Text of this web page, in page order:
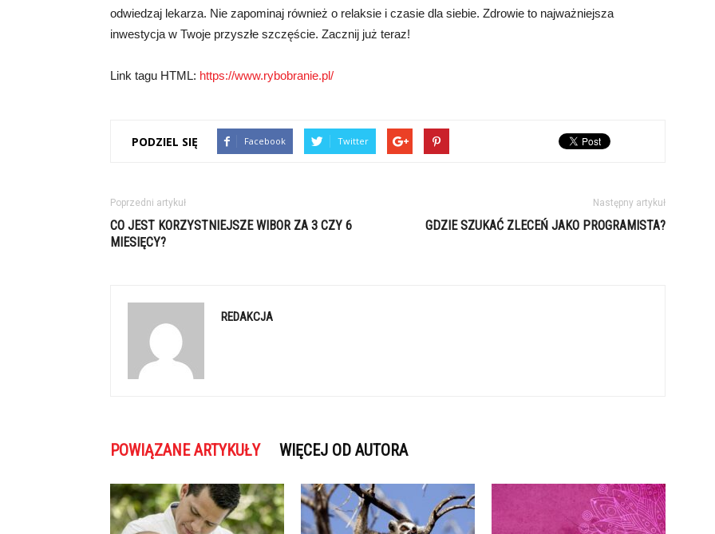
odwiedzaj lekarza. Nie zapominaj również o relaksie i czasie dla siebie. Zdrowie to najważniejsza
inwestycja w Twoje przyszłe szczęście. Zacznij już teraz!
Link tagu HTML: https://www.rybobranie.pl/
PODZIEL SIĘ Facebook Twitter
Poprzedni artykuł
CO JEST KORZYSTNIEJSZE WIBOR ZA 3 CZY 6
MIESIĘCY?
Następny artykuł
GDZIE SZUKAĆ ZLECEŃ JAKO PROGRAMISTA?
REDAKCJA
POWIĄZANE ARTYKUŁY WIĘCEJ OD AUTORA